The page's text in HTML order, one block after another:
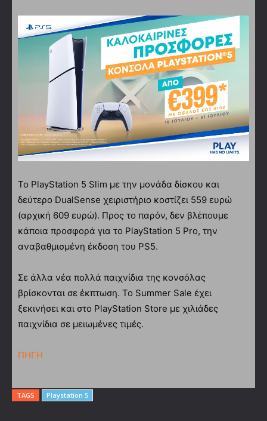
Το PlayStation 5 Slim με την μονάδα δίσκου και
δεύτερο DualSense χειριστήριο κοστίζει 559 ευρώ
(αρχική 609 ευρώ). Προς το παρόν, δεν βλέπουμε
κάποια προσφορά για το PlayStation 5 Pro, την
αναβαθμισμένη έκδοση του PS5.
Σε άλλα νέα πολλά παιχνίδια της κονσόλας
βρίσκονται σε έκπτωση. Το Summer Sale έχει
ξεκινήσει και στο PlayStation Store με χιλιάδες
παιχνίδια σε μειωμένες τιμές.
ΠΗΓΗ
TAGS Playstation 5